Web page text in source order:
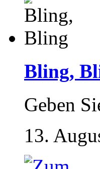
Bling,
Geben
13.